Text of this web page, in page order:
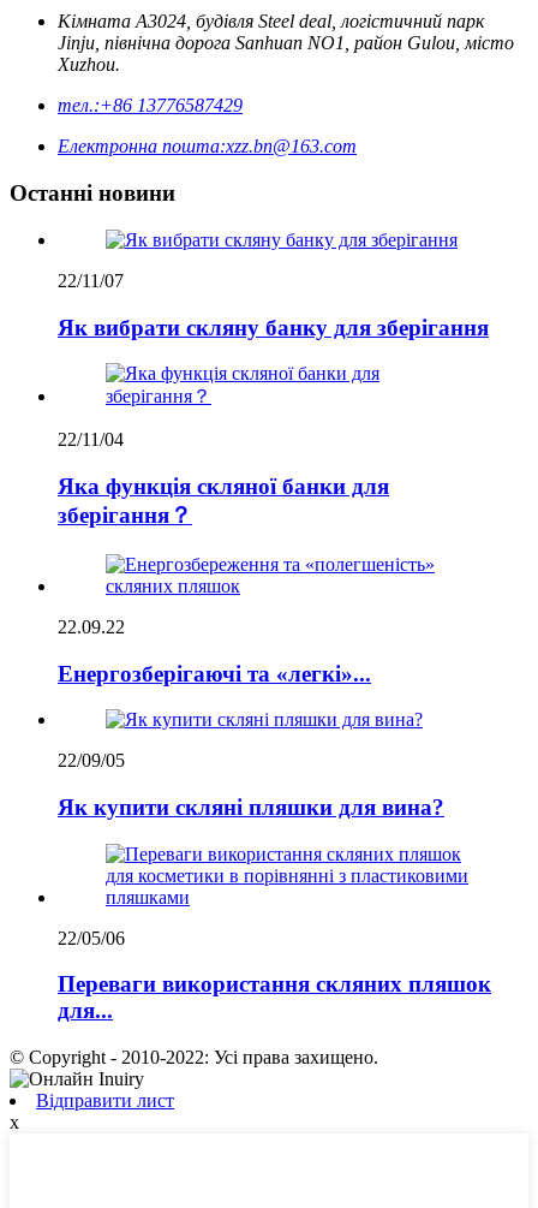
Кімната A3024, будівля Steel deal, логістичний парк
Jinju, північна дорога Sanhuan NO1, район Gulou, місто
Xuzhou.
тел.:+86 13776587429
Електронна пошта:xzz.bn@163.com
Останні новини
22/11/07
Як вибрати скляну банку для зберігання
22/11/04
Яка функція скляної банки для
зберігання？
22.09.22
Енергозберігаючі та «легкі»...
22/09/05
Як купити скляні пляшки для вина?
22/05/06
Переваги використання скляних пляшок
для...
© Copyright - 2010-2022: Усі права захищено.
Відправити лист
x